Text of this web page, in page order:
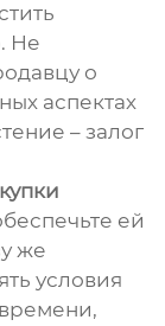
Не
о
аспектах
– залог
ей
же
условия